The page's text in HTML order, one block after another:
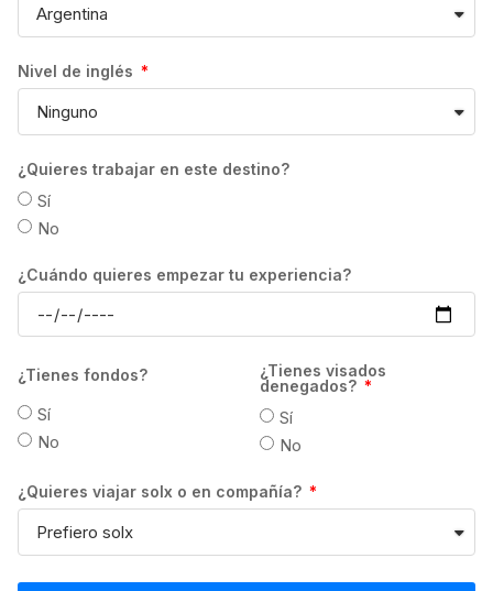
Estas podrán variar en función del número
de semanas contratadas, así como del perfil
de cada estudiante.
En todo caso, la devolución se efectuará en
que se realice la transferencia. Los gastos
estudiante.
GrowPro Experience no se hace
responsable, en ningún caso, de la
devolución del importe ya pagado por el
estudiante, si la escuela determina retener el
gestión atendiendo a sus propias
condiciones. Asimismo, el plazo de
devolución será también el indicado por
cada una de las escuelas.
Nivel de inglés
¿Quieres trabajar en este destino?
Sí
No
¿Cuándo quieres empezar tu experiencia?
¿Tienes fondos?
Sí
No
¿Tienes visados
denegados?
Sí
No
¿Quieres viajar solx o en compañía?